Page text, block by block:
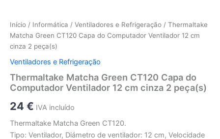
Início / Informática / Ventiladores e Refrigeração / Thermaltake
Matcha Green CT120 Capa do Computador Ventilador 12 cm
cinza 2 peça(s)
Ventiladores e Refrigeração
Thermaltake Matcha Green CT120 Capa do
Computador Ventilador 12 cm cinza 2 peça(s)
24 € IVA incluído
Thermaltake Matcha Green CT120.
Tipo: Ventilador, Diámetro de ventilador: 12 cm, Velocidade